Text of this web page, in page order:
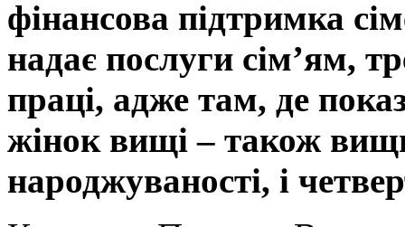
фінансова підтримка
надає послуги сім’ям,
праці, адже там, де
жінок вищі – також
народжуваності, і